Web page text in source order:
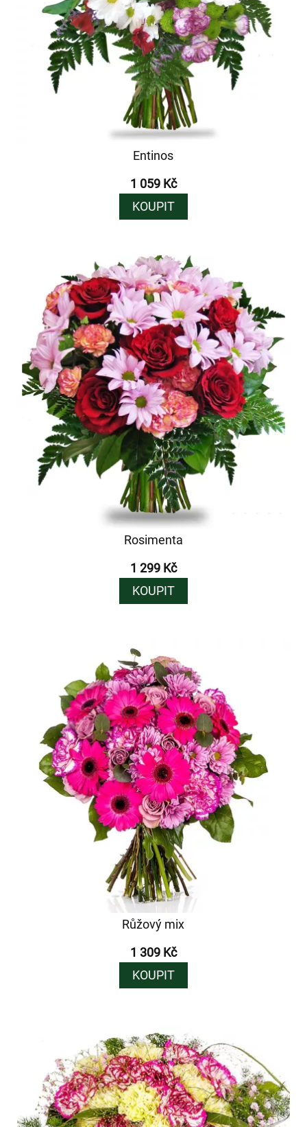
Entinos
1 059 Kč
KOUPIT
Rosimenta
1 299 Kč
KOUPIT
Růžový mix
1 309 Kč
KOUPIT